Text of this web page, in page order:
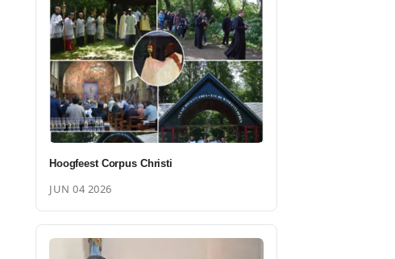
Hoogfeest Corpus Christi
JUN 04 2026